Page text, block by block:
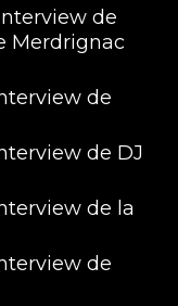
de
Merdrignac
de
de DJ
de la
de